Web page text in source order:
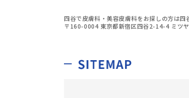
四谷で皮膚科・美容皮膚科をお探しの方は四
〒160-0004 東京都新宿区四谷2-14-4 ミツ